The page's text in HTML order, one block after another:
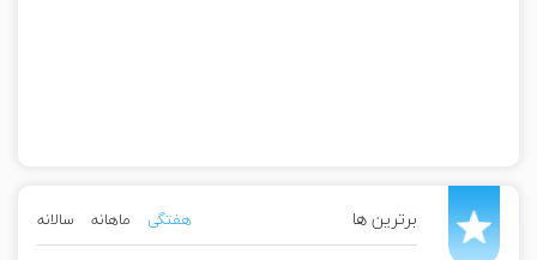
برترین ها هفتگی ماهانه سالانه